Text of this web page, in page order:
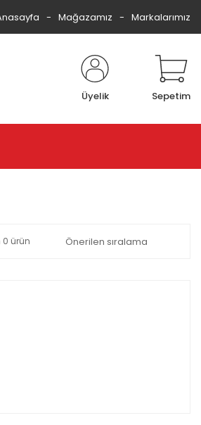
Mağazamız Markalarımız
Üyelik Sepetim
ürün